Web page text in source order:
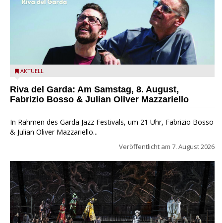
Fabrizio Bosso & Julian Oliver Mazzariello zu Gast beim Garda
AKTUELL
Riva del Garda: Am Samstag, 8. August,
Fabrizio Bosso & Julian Oliver Mazzariello
In Rahmen des Garda Jazz Festivals, um 21 Uhr, Fabrizio Bosso
& Julian Oliver Mazzariello...
Veröffentlicht am 7. August 2026